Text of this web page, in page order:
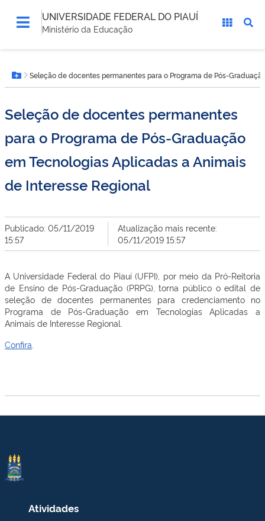
UNIVERSIDADE FEDERAL DO PIAUÍ
Ministério da Educação
está
aqui:Botão Menu
Seleção de docentes permanentes para o Programa de Pós-
Seleção de docentes permanentes
para o Programa de Pós-Graduação
em Tecnologias Aplicadas a Animais
de Interesse Regional
Publicado: 05/11/2019
15:57
Atualização mais recente:
05/11/2019 15:57
A Universidade Federal do Piauí (UFPI), por meio da Pró-Reitoria
de Ensino de Pós-Graduação (PRPG), torna público o edital de
seleção de docentes permanentes para credenciamento no
Programa de Pós-Graduação em Tecnologias Aplicadas a
Animais de Interesse Regional.
Confira
Atividades